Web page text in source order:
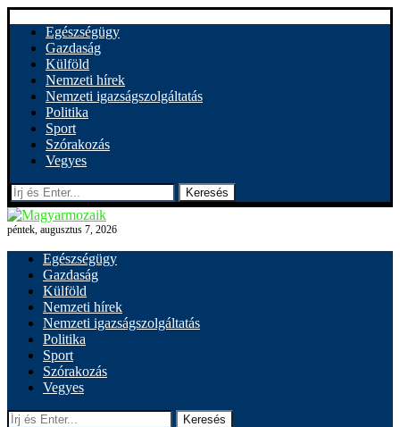
Egészségügy
Gazdaság
Külföld
Nemzeti hírek
Nemzeti igazságszolgáltatás
Politika
Sport
Szórakozás
Vegyes
Keresés
péntek, augusztus 7, 2026
Egészségügy
Gazdaság
Külföld
Nemzeti hírek
Nemzeti igazságszolgáltatás
Politika
Sport
Szórakozás
Vegyes
Keresés